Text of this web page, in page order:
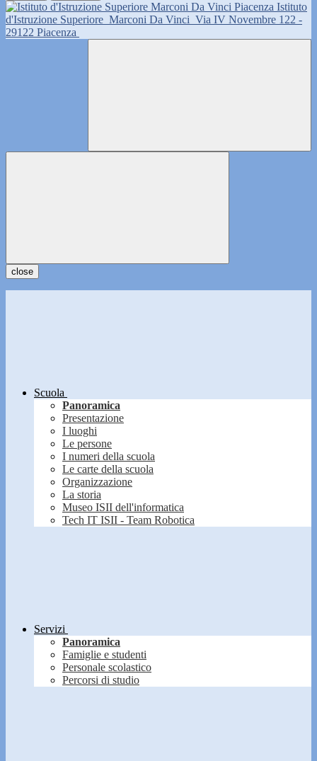
Istituto
d'Istruzione Superiore Marconi Da Vinci Via IV Novembre 122 -
29122 Piacenza
close
Scuola
Panoramica
Presentazione
I luoghi
Le persone
I numeri della scuola
Le carte della scuola
Organizzazione
La storia
Museo ISII dell'informatica
Tech IT ISII - Team Robotica
Servizi
Panoramica
Famiglie e studenti
Personale scolastico
Percorsi di studio